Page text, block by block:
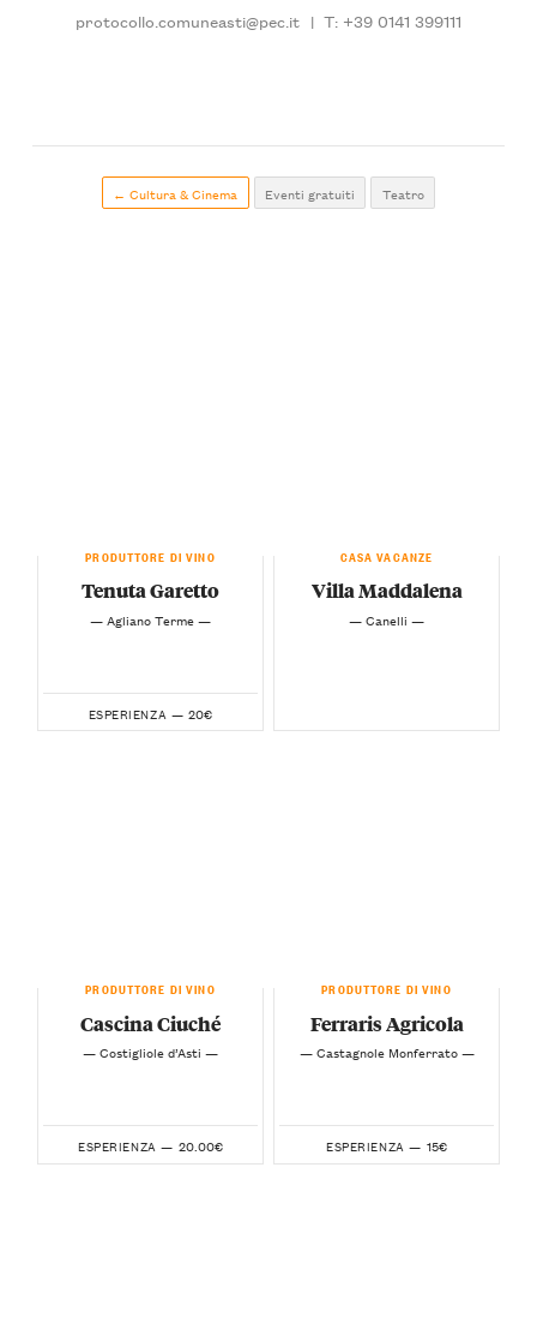
protocollo.comuneasti@pec.it | T: +39 0141 399111
← Cultura & Cinema Eventi gratuiti Teatro
PRODUTTORE DI VINO
Tenuta Garetto
— Agliano Terme —
ESPERIENZA — 20€
CASA VACANZE
Villa Maddalena
— Canelli —
PRODUTTORE DI VINO
Cascina Ciuché
— Costigliole d’Asti —
ESPERIENZA — 20.00€
PRODUTTORE DI VINO
Ferraris Agricola
— Castagnole Monferrato —
ESPERIENZA — 15€